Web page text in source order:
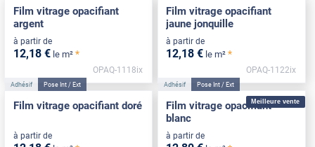
Film vitrage opacifiant
argent
à partir de
12,18 € le m² *
OPAQ-1118ix
Film vitrage opacifiant
jaune jonquille
à partir de
12,18 € le m² *
OPAQ-1122ix
Adhésif Pose Int / Ext
Film vitrage opacifiant doré
à partir de
Meilleure vente
Adhésif Pose Int / Ext
Film vitrage opacifiant
blanc
à partir de